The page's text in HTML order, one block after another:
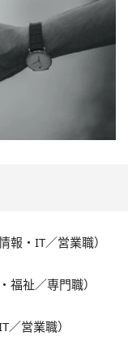
報・IT／営業職）
福祉／専門職）
営業職）